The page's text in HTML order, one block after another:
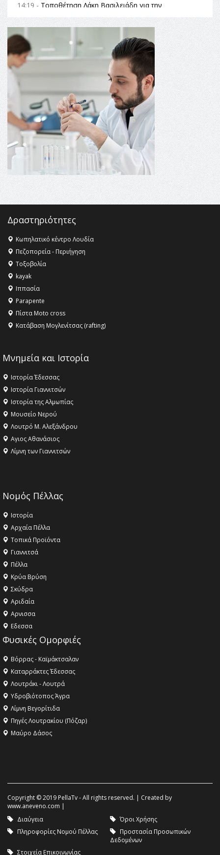
14:19 - Τοποθέτηση Λάκη Βασιλειάδη για την
Αναθεώρηση του Συντάγματος: «Σε τέτοιες κορυφαίες
θεσμικές διαδικασίες υπάρχει μόνο η ευθύνη απέναντι
στις επόμενες γενιές»
16:35 -
Το πρόγραμμα του ΠΑΟΚ στον δεύτερο γύρο του
Champions League!
Όλυμπος: Εντάχθηκε στον Κατάλογο Παγκόσμιας
Κληρονομιάς της UNESCO – Ομόφωνη η απόφαση Ο
Όλυμπος αναγνωρίστηκε ως φυσικό και πολιτιστικό
αγαθό εξέχουσας οικουμενικής αξίας για την
ανθρωπότητα
16:18 -ΕΝΟΡΙΑΚΕΣ ΚΑΛΟΚΑΙΡΙΝΕΣ ΔΡΑΣΕΙΣ ΓΙΑ ΠΑΙΔΙΑ
ΣΤΗΝ ΕΔΕΣΣΑ
Δραστηριότητες
Κωπηλατικό κέντρο Λουδία
Πεζοπορεία - Περιήγηση
Τοξοβολία
kayak
Ιππασία
Parapente
Πίστα Moto cross
Κατάβαση Μογλενίτσας (rafting)
Μνημεία και Ιστορία
Ιστορία Έδεσσας
Ιστορία Γιαννιτσών
Ιστορία της Αλμωπίας
Μουσείο Νερού
Λουτρό Μ. Αλεξάνδρου
Αγιος Αθανάσιος
Λίμνη των Γιαννιτσών
Νομός Πέλλας
Ιστορία
Αρχαία Πέλλα
Τοπικά Προϊόντα
Γιαννιτσά
Πέλλα
Κρύα Βρύση
Σκύδρα
Αριδαία
Aρνισσα
Eδεσσα
Φυσικές Ομορφιές
Βόρρας - Καϊμάκτσαλαν
Καταρράκτες Έδεσσας
Λουτράκι - Λουτρά
Υδροβιότοπος Άγρα
Λίμνη Βεγορίτιδα
Πηγές Λουτρακίου (Πόζαρ)
Μαύρο Δάσος
Copyright © 2019 PellaTv - All rights reserved. | Created by
www.aneveno.com |
Διαύγεια
Όροι Χρήσης
Πληροφορίες Νομού Πέλλας
Προστασία Προσωπικών
Δεδομένων
Στοιχεία Επικοινωνίας